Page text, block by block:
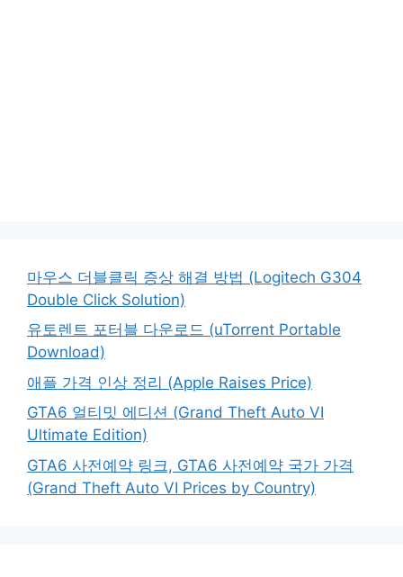
마우스 더블클릭 증상 해결 방법 (Logitech G304
Double Click Solution)
유토렌트 포터블 다운로드 (uTorrent Portable
Download)
애플 가격 인상 정리 (Apple Raises Price)
GTA6 얼티밋 에디션 (Grand Theft Auto VI
Ultimate Edition)
GTA6 사전예약 링크, GTA6 사전예약 국가 가격
(Grand Theft Auto VI Prices by Country)